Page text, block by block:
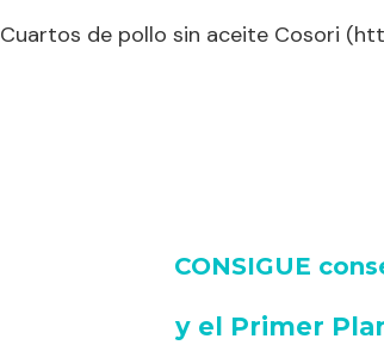
Cuartos de pollo sin aceite Cosori
CONSIGUE
y el Primer